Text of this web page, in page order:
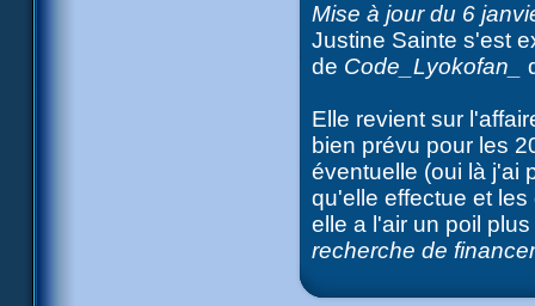
Mise à jour du 6
Justine Sainte s'est
de Code_Lyokofan_
Elle revient sur
bien prévu pour les
éventuelle (oui là j'ai
qu'elle effectue et
elle a l'air un poil
recherche de